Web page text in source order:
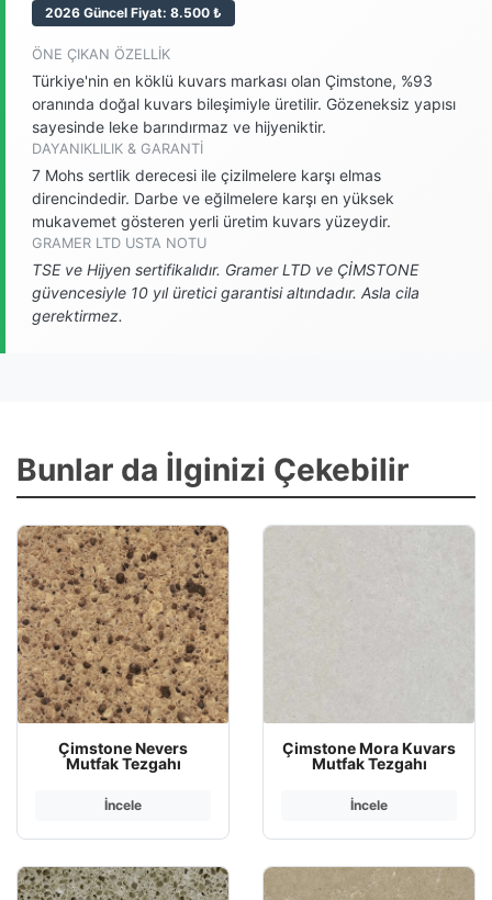
2026 Güncel Fiyat: 8.500 ₺
ÖNE ÇIKAN ÖZELLIK
Türkiye'nin en köklü kuvars markası olan Çimstone, %93
oranında doğal kuvars bileşimiyle üretilir. Gözeneksiz yapısı
sayesinde leke barındırmaz ve hijyeniktir.
DAYANIKLILIK & GARANTI
7 Mohs sertlik derecesi ile çizilmelere karşı elmas
direncindedir. Darbe ve eğilmelere karşı en yüksek
mukavemet gösteren yerli üretim kuvars yüzeydir.
GRAMER LTD USTA NOTU
TSE ve Hijyen sertifikalıdır. Gramer LTD ve ÇİMSTONE
güvencesiyle 10 yıl üretici garantisi altındadır. Asla cila
gerektirmez.
Bunlar da İlginizi Çekebilir
Çimstone Nevers
Mutfak Tezgahı
İncele
Çimstone Mora Kuvars
Mutfak Tezgahı
İncele